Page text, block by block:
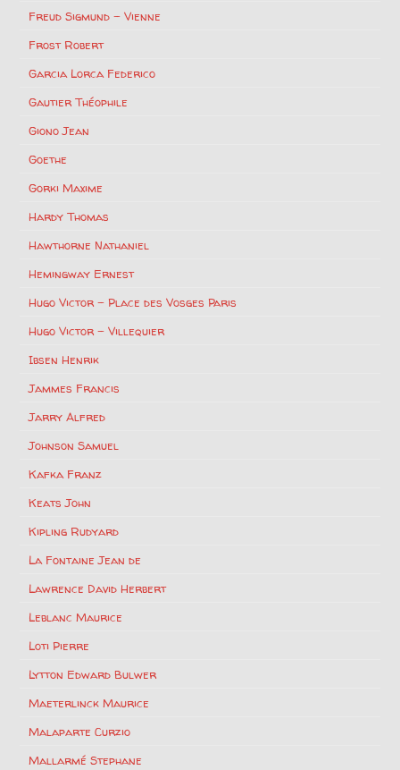
Freud Sigmund – Vienne
Frost Robert
Garcia Lorca Federico
Gautier Théophile
Giono Jean
Goethe
Gorki Maxime
Hardy Thomas
Hawthorne Nathaniel
Hemingway Ernest
Hugo Victor – Place des Vosges Paris
Hugo Victor – Villequier
Ibsen Henrik
Jammes Francis
Jarry Alfred
Johnson Samuel
Kafka Franz
Keats John
Kipling Rudyard
La Fontaine Jean de
Lawrence David Herbert
Leblanc Maurice
Loti Pierre
Lytton Edward Bulwer
Maeterlinck Maurice
Malaparte Curzio
Mallarmé Stephane